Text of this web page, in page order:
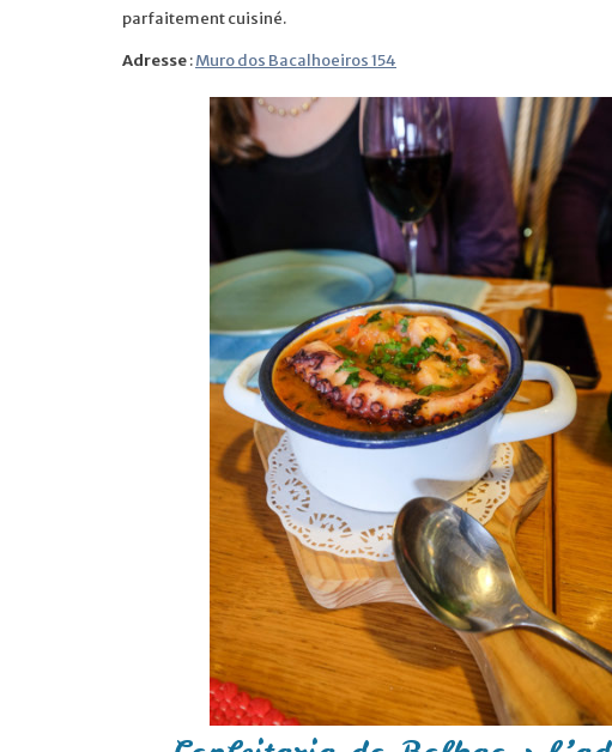
parfaitement cuisiné.
Adresse:Muro dos Bacalhoeiros 154